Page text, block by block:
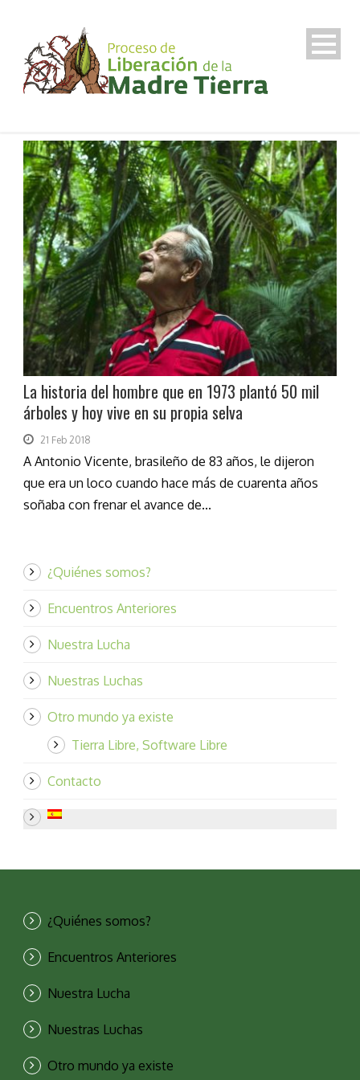
La historia del hombre que en 1973 plantó 50 mil
árboles y hoy vive en su propia selva
21 Feb 2018
A Antonio Vicente, brasileño de 83 años, le dijeron
que era un loco cuando hace más de cuarenta años
soñaba con frenar el avance de...
¿Quiénes somos?
Encuentros Anteriores
Nuestra Lucha
Nuestras Luchas
Otro mundo ya existe
Tierra Libre, Software Libre
Contacto
¿Quiénes somos?
Encuentros Anteriores
Nuestra Lucha
Nuestras Luchas
Otro mundo ya existe